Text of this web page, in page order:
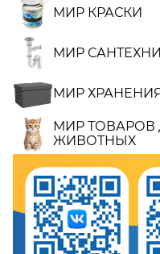
МИР КРАСКИ
МИР
МИР
МИР ТОВАРОВ
ЖИВОТНЫХ